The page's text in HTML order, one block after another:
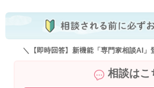
＼【即時回答】新機能「専門家相談AI」
相談はこ